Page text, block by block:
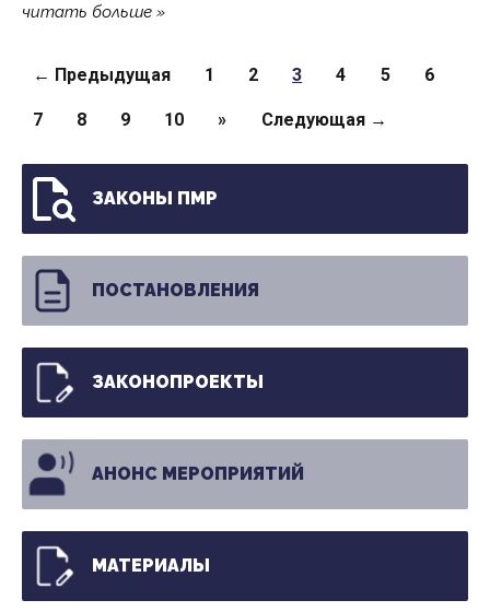
читать больше
Страницы
← Предыдущая 1 2 3 4 5 6
7 8 9 10 » Следующая →
ЗАКОНЫ ПМР
ПОСТАНОВЛЕНИЯ
ЗАКОНОПРОЕКТЫ
АНОНС МЕРОПРИЯТИЙ
МАТЕРИАЛЫ